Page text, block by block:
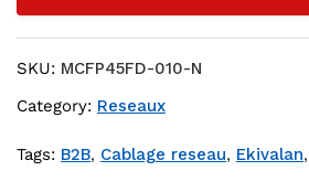
SKU: MCFP45FD-010-N
Category: Reseaux
Tags: B2B, Cablage reseau, Ekivalan,